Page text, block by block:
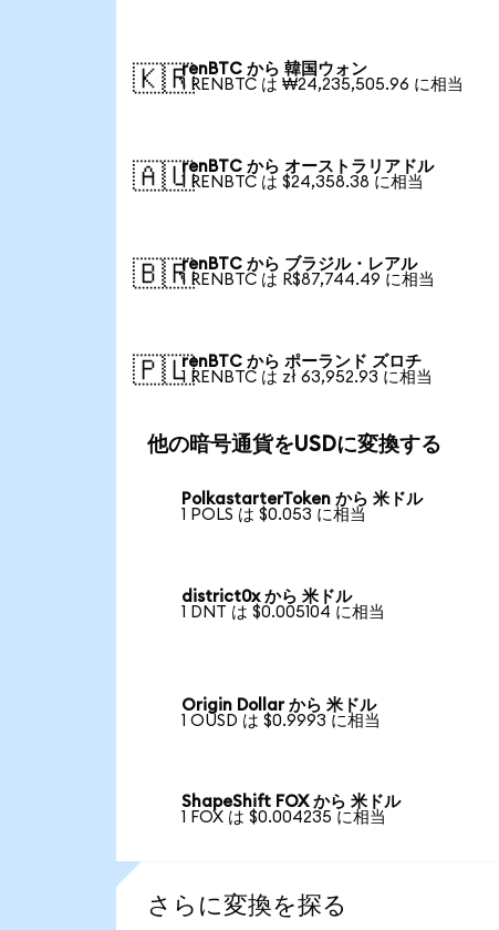
🇰🇷renBTC から 韓国ウォン
1 RENBTC は ₩24,235,505.96 に相当
🇦🇺renBTC から オーストラリアドル
1 RENBTC は $24,358.38 に相当
🇧🇷renBTC から ブラジル・レアル
1 RENBTC は R$87,744.49 に相当
🇵🇱renBTC から ポーランド ズロチ
1 RENBTC は zł 63,952.93 に相当
他の暗号通貨をUSDに変換する
PolkastarterToken から 米ドル
1 POLS は $0.053 に相当
district0x から 米ドル
1 DNT は $0.005104 に相当
Origin Dollar から 米ドル
1 OUSD は $0.9993 に相当
ShapeShift FOX から 米ドル
1 FOX は $0.004235 に相当
さらに変換を探る